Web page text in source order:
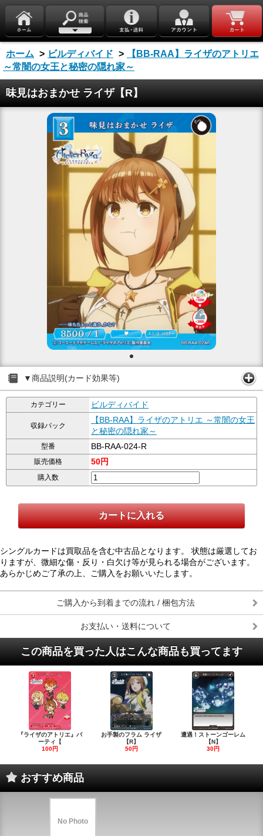
ホーム > ビルディバイド >
【BB-RAA】ライザのアトリエ
～常闇の女王と秘密の隠れ家～
味見はおまかせ ライザ【R】
▼商品説明(カード効果等)
カテゴリー ビルディバイド
収録パック
【BB-RAA】ライザのアトリエ ～常闇の女王
と秘密の隠れ家～
型番 BB-RAA-024-R
販売価格 50円
購入数
シングルカードは買取品を含む中古品となります。 状態は厳選してお
りますが、微細な傷・反り・白欠け等が見られる場合がございます。
あらかじめご了承の上、ご購入をお願いいたします。
ご購入から到着までの流れ / 梱包方法
お支払い・送料について
この商品を買った人はこんな商品も買ってます
『ライザのアトリエ』パ
ーティ【
100円
お手製のフラム ライザ
【R】
50円
遭遇！ストーンゴーレム
【N】
30円
おすすめ商品
No Photo